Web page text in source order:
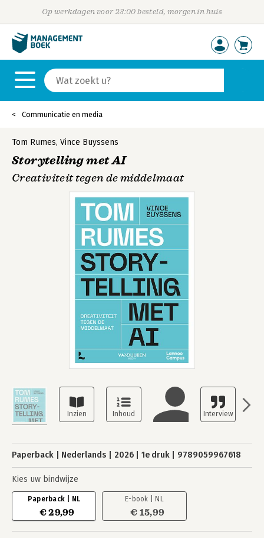
Op werkdagen voor 23:00 besteld, morgen in huis
Communicatie en media
Tom Rumes, Vince Buyssens
Storytelling met AI
Creativiteit tegen de middelmaat
Paperback Nederlands 2026 1e druk 9789059967618
Kies uw bindwijze
Paperback | NL
€ 29,99
E-book | NL
€ 15,99